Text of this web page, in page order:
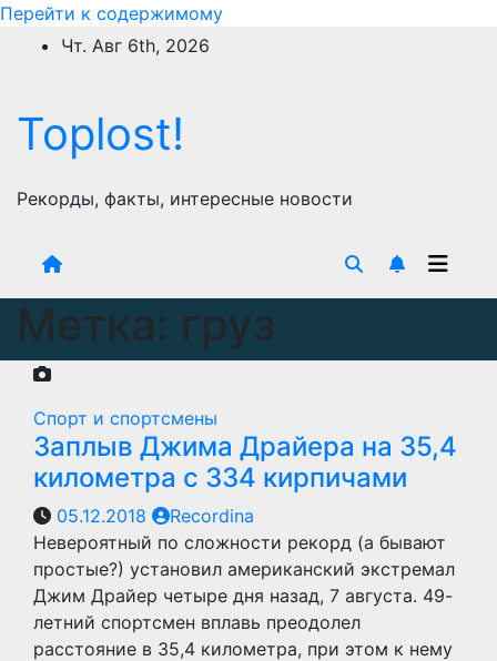
Перейти к содержимому
Чт. Авг 6th, 2026
Toplost!
Рекорды, факты, интересные новости
Метка: груз
Спорт и спортсмены
Заплыв Джима Драйера на 35,4
километра с 334 кирпичами
05.12.2018
Recordina
Невероятный по сложности рекорд (а бывают
простые?) установил американский экстремал
Джим Драйер четыре дня назад, 7 августа. 49-
летний спортсмен вплавь преодолел
расстояние в 35,4 километра, при этом к нему